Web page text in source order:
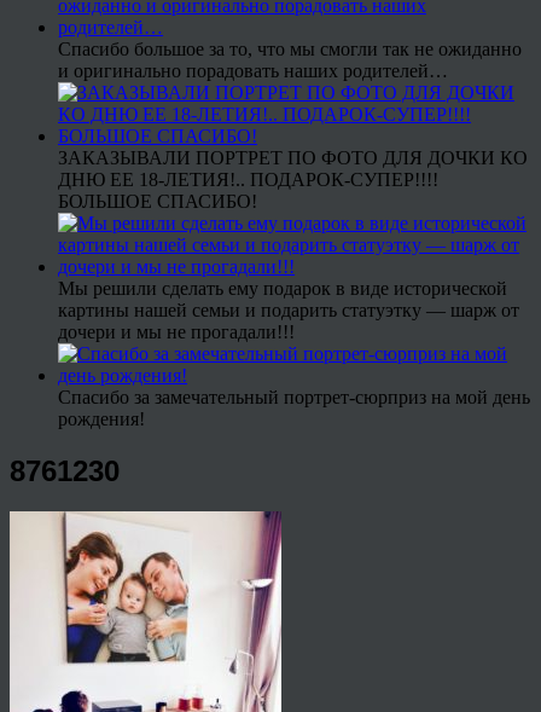
Спасибо большое за то, что мы смогли так не ожиданно
и оригинально порадовать наших родителей…
ЗАКАЗЫВАЛИ ПОРТРЕТ ПО ФОТО ДЛЯ ДОЧКИ КО
ДНЮ ЕЕ 18-ЛЕТИЯ!.. ПОДАРОК-СУПЕР!!!!
БОЛЬШОЕ СПАСИБО!
Мы решили сделать ему подарок в виде исторической
картины нашей семьи и подарить статуэтку — шарж от
дочери и мы не прогадали!!!
Спасибо за замечательный портрет-сюрприз на мой день
рождения!
8761230